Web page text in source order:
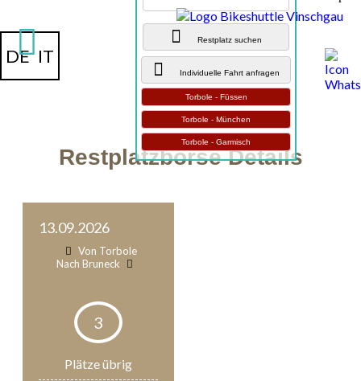
DE IT
Restplatz suchen
Individuelle Fahrt anfragen
Torbole - Füssen
Torbole - München
Torbole - Garmisch
Restplatzbörse Details
13.09.2026
Von Torbole
Nach Bruneck
3
Plätze übrig